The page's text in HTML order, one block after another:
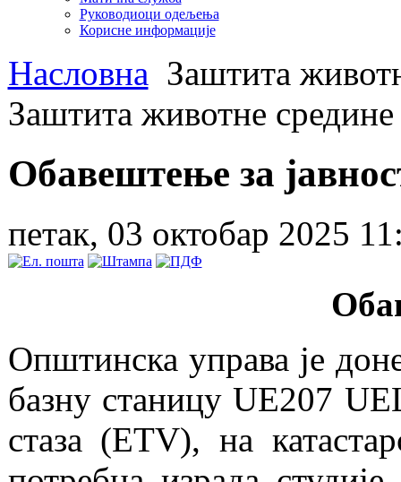
Руководиоци одељења
Корисне информације
Насловна Заштита
Заштита животне средине
Обавештење за
петак, 03 октобар 2025
Општинска управа је
базну станицу UE207
стаза (ETV), на